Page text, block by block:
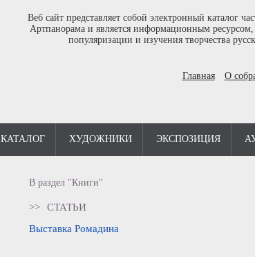
Веб сайт представляет собой электронный каталог
Артпанорама и является информационным
популяризации и изучения творчества
Главная О
КАТАЛОГ ХУДОЖНИКИ ЭКСПОЗИЦИЯ
В раздел "Книги"
>> СТАТЬИ
Выставка Ромадина